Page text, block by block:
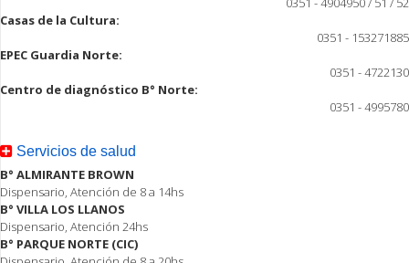
Casas de la Cultura:
0351 - 153271885
EPEC Guardia Norte:
0351 - 4722130
Centro de diagnóstico B° Norte:
0351 - 4995780
Servicios de salud
B° ALMIRANTE BROWN
Dispensario, Atención de 8 a 14hs
B° VILLA LOS LLANOS
Dispensario, Atención 24hs
B° PARQUE NORTE (CIC)